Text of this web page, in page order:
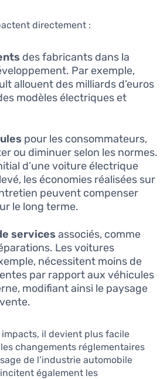
directement :
des fabricants dans la
Par exemple,
allouent des milliards d’euros
modèles électriques et
pour les consommateurs,
ou diminuer selon les normes.
d’une voiture électrique
les économies réalisées sur
peuvent compenser
le long terme.
services associés, comme
Les voitures
nécessitent moins de
par rapport aux véhicules
modifiant ainsi le paysage
il devient plus facile
changements réglementaires
de l’industrie automobile
également les